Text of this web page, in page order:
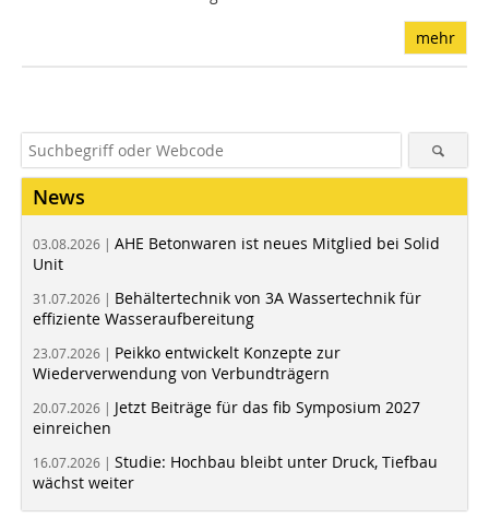
mehr
News
03.08.2026 | AHE Betonwaren ist neues Mitglied bei Solid
Unit
31.07.2026 | Behältertechnik von 3A Wassertechnik für
effiziente Wasseraufbereitung
23.07.2026 | Peikko entwickelt Konzepte zur
Wiederverwendung von Verbundträgern
20.07.2026 | Jetzt Beiträge für das fib Symposium 2027
einreichen
16.07.2026 | Studie: Hochbau bleibt unter Druck, Tiefbau
wächst weiter